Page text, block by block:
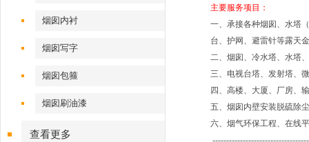
烟囱内衬
烟囱写字
烟囱包箍
烟囱刷油漆
查看更多
主要服务项目：
一、承接各种烟囱、水塔
台、护网、避雷针等露天
二、烟囱、冷水塔、水塔
三、电视台塔、发射塔、
四、高楼、大厦、厂房、
五、烟囱内壁安装脱硫除
六、烟气环保工程、在线